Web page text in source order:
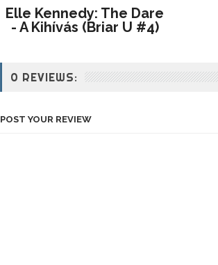
Elle Kennedy: The Dare
- A Kihívás (Briar U #4)
0 REVIEWS:
POST YOUR REVIEW